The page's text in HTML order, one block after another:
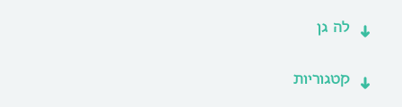
לה גן
קטגוריות